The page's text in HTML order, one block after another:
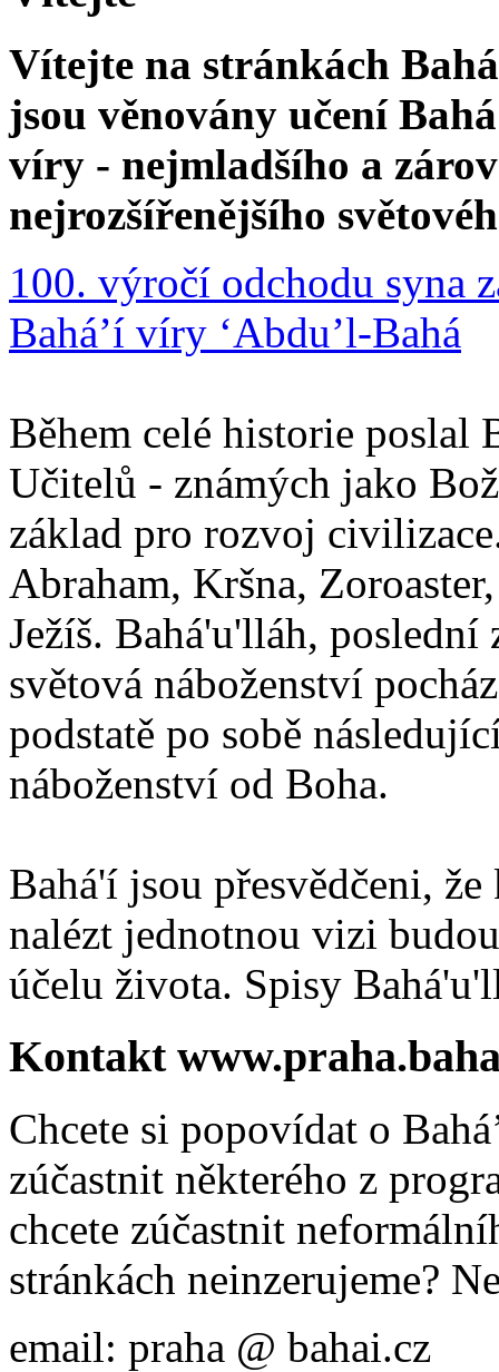
Vítejte na stránkách
jsou věnovány učení
víry - nejmladšího a
nejrozšířenějšího
100. výročí odchodu syna
Bahá’í víry ‘Abdu’l-Bahá
Během celé historie poslal
Učitelů - známých jako
základ pro rozvoj
Abraham, Kršna,
Ježíš. Bahá'u'lláh,
světová náboženství
podstatě po sobě
náboženství od Boha.
Bahá'í jsou přesvědčeni,
nalézt jednotnou vizi
účelu života. Spisy
Kontakt
Chcete si popovídat o
zúčastnit některého z
chcete zúčastnit
stránkách neinzerujeme?
email: praha @ bahai.cz